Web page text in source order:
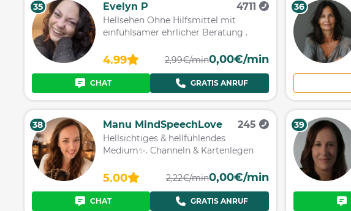
35 Evelyn P 4711
Hellsehen Ohne Hilfsmittel mit
einfühlsamer ehrlicher Beratung .
4.99 2,99€/min0,00€/min
CHAT GRATIS ANRUF
36
38 Manu MindSpeechLove 245
Hellsichtiges & hellfühlendes
Medium✨️. Channeln & Kartenlegen
5.00 2,22€/min0,00€/min
CHAT GRATIS ANRUF
39